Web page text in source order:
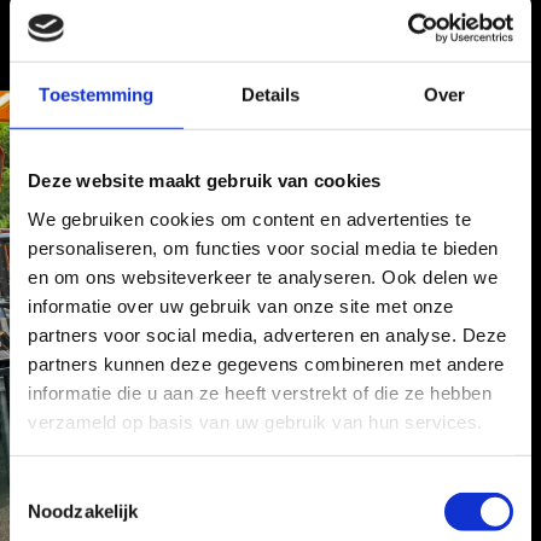
Toestemming Details Over
Deze website maakt gebruik van cookies
We gebruiken cookies om content en advertenties te
personaliseren, om functies voor social media te bieden
en om ons websiteverkeer te analyseren. Ook delen we
informatie over uw gebruik van onze site met onze
partners voor social media, adverteren en analyse. Deze
partners kunnen deze gegevens combineren met andere
informatie die u aan ze heeft verstrekt of die ze hebben
verzameld op basis van uw gebruik van hun services.
Noodzakelijk